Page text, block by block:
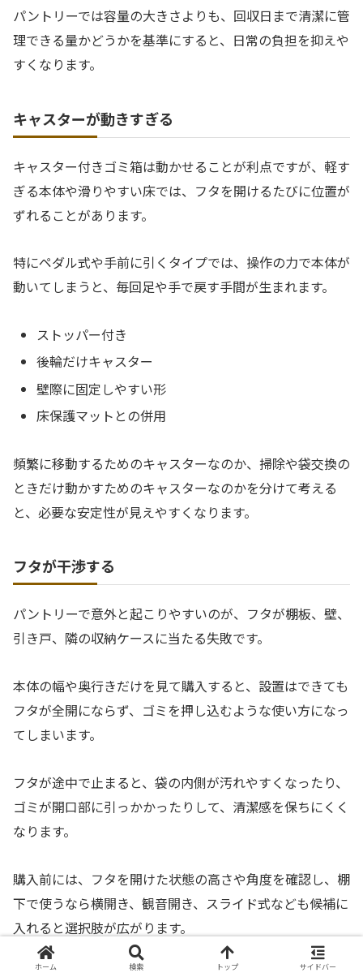
パントリーでは容量の大きさよりも、回収日まで清潔に管
理できる量かどうかを基準にすると、日常の負担を抑えや
すくなります。
キャスターが動きすぎる
キャスター付きゴミ箱は動かせることが利点ですが、軽す
ぎる本体や滑りやすい床では、フタを開けるたびに位置が
ずれることがあります。
特にペダル式や手前に引くタイプでは、操作の力で本体が
動いてしまうと、毎回足や手で戻す手間が生まれます。
ストッパー付き
後輪だけキャスター
壁際に固定しやすい形
床保護マットとの併用
頻繁に移動するためのキャスターなのか、掃除や袋交換の
ときだけ動かすためのキャスターなのかを分けて考える
と、必要な安定性が見えやすくなります。
フタが干渉する
パントリーで意外と起こりやすいのが、フタが棚板、壁、
引き戸、隣の収納ケースに当たる失敗です。
本体の幅や奥行きだけを見て購入すると、設置はできても
フタが全開にならず、ゴミを押し込むような使い方になっ
てしまいます。
フタが途中で止まると、袋の内側が汚れやすくなったり、
ゴミが開口部に引っかかったりして、清潔感を保ちにくく
なります。
購入前には、フタを開けた状態の高さや角度を確認し、棚
下で使うなら横開き、観音開き、スライド式なども候補に
入れると選択肢が広がります。
ホーム 検索 トップ サイドバー